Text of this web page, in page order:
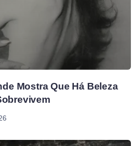
Mostra Que Há Beleza